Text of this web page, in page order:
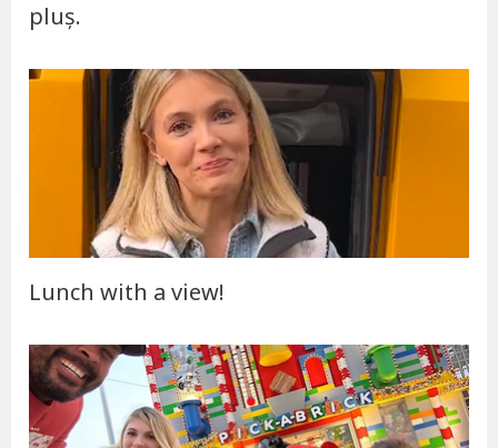
pluș.
Lunch with a view!